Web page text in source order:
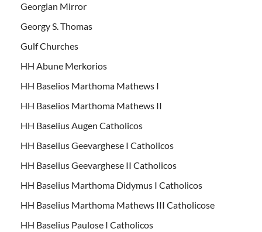
Georgian Mirror
Georgy S. Thomas
Gulf Churches
HH Abune Merkorios
HH Baselios Marthoma Mathews I
HH Baselios Marthoma Mathews II
HH Baselius Augen Catholicos
HH Baselius Geevarghese I Catholicos
HH Baselius Geevarghese II Catholicos
HH Baselius Marthoma Didymus I Catholicos
HH Baselius Marthoma Mathews III Catholicose
HH Baselius Paulose I Catholicos